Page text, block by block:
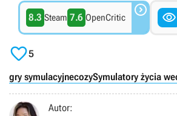
8.3 Steam 7.6 OpenCritic  
5
gry symulacyjnecozySymulatory życia
Autor: